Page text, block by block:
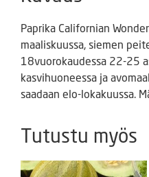
Paprika Californian
maaliskuussa, siemen
18vuorokaudessa 22-25
kasvihuoneessa ja
saadaan elo-lokakuussa.
Tutustu myös